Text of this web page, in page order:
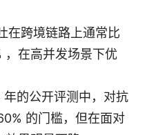
在跨境链路上通常比
，在高并发场景下优
的公开评测中，对抗
的门槛，但在面对